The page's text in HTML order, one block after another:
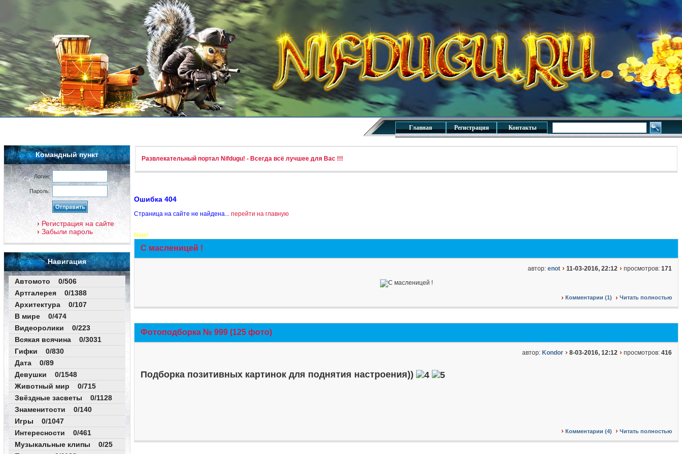
Главная Регистрация Контакты
Командный пункт
Логин:
Пароль:
Регистрация на сайте
Забыли пароль
Навигация
Автомото 0/506
Артгалерея 0/1388
Архитектура 0/107
В мире 0/474
Видеоролики 0/223
Всякая всячина 0/3031
Гифки 0/830
Дата 0/89
Девушки 0/1548
Животный мир 0/715
Звёздные засветы 0/1128
Знаменитости 0/140
Игры 0/1047
Интересности 0/461
Музыкальные клипы 0/25
Развлекательный портал Nifdugu! - Всегда всё лучшее для Вас !!!
Ошибка 404
Страница на сайте не найдена... перейти на главную
New!
С масленицей !
автор: enot 11-03-2016, 22:12 просмотров: 171
Комментарии (1) Читать полностью
Фотоподборка № 999 (125 фото)
автор: Kondor 8-03-2016, 12:12 просмотров: 416
Подборка позитивных картинок для поднятия настроения))
Комментарии (4) Читать полностью